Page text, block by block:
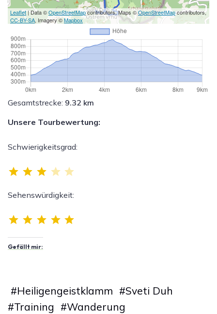
Leaflet| Data ©OpenStreetMapcontributors, Maps ©OpenStreetMapcontributors,
CC-BY-SA, Imagery ©Mapbox
Gesamtstrecke: 9.32 km
Unsere Tourbewertung:
Schwierigkeitsgrad:
Sehenswürdigkeit:
Gefällt mir:
#Heiligengeistklamm #Sveti Duh
#Training #Wanderung